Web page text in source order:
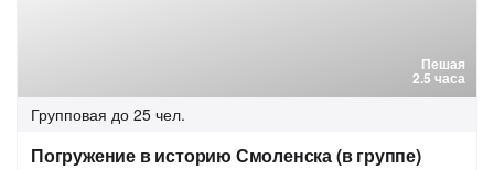
Пешая
2.5 часа
Групповая до 25 чел.
Погружение в историю Смоленска (в группе)